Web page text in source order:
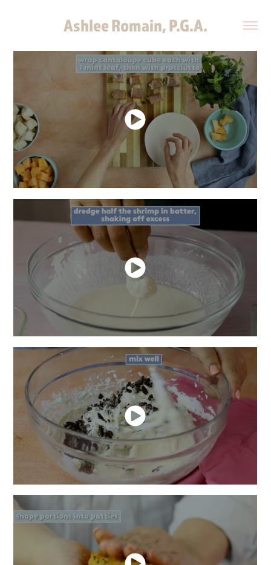
Ashlee Romain, P.G.A.